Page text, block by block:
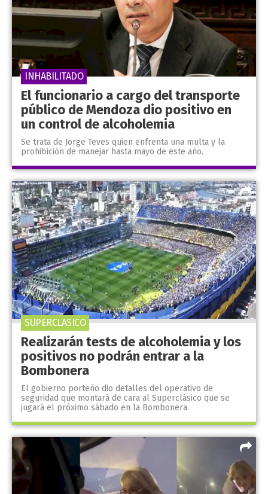
El funcionario a cargo del transporte
público de Mendoza dio positivo en
un control de alcoholemia
Se trata de Jorge Teves quien enfrenta una multa y la
prohibición de manejar hasta mayo de este año.
INHABILITADO
Realizarán tests de alcoholemia y los
positivos no podrán entrar a la
Bombonera
El gobierno porteño dio detalles del operativo de
seguridad que montará de cara al Superclásico que se
jugará el próximo sábado en la Bombonera.
SUPERCLASICO